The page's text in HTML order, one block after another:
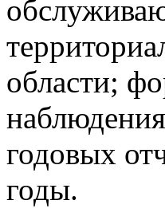
области;
годовых
годы.